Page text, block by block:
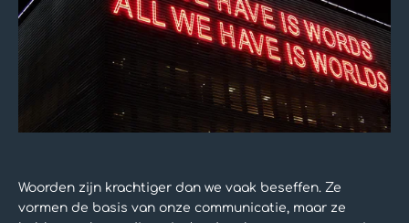
Woorden zijn krachtiger dan we vaak beseffen. Ze
vormen de basis van onze communicatie, maar ze